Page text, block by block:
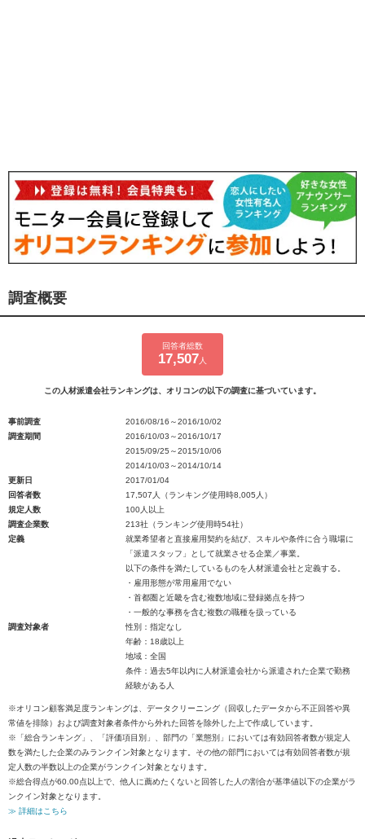
調査概要
回答者総数
17,507 人
この人材派遣会社ランキングは、オリコンの以下の調査に基づいています。
事前調査
2016/08/16～2016/10/02
調査期間
2016/10/03～2016/10/17
2015/09/25～2015/10/06
2014/10/03～2014/10/14
更新日
2017/01/04
回答者数
17,507人（ランキング使用時8,005人）
規定人数
100人以上
調査企業数
213社（ランキング使用時54社）
定義
就業希望者と直接雇用契約を結び、スキルや条件に合う職場に
「派遣スタッフ」として就業させる企業／事業。
以下の条件を満たしているものを人材派遣会社と定義する。
・雇用形態が常用雇用でない
・首都圏と近畿を含む複数地域に登録拠点を持つ
・一般的な事務を含む複数の職種を扱っている
調査対象者
性別：指定なし
年齢：18歳以上
地域：全国
条件：過去5年以内に人材派遣会社から派遣された企業で勤務
経験がある人
※オリコン顧客満足度ランキングは、データクリーニング（回収したデータから不正回答や異
常値を排除）および調査対象者条件から外れた回答を除外した上で作成しています。
※「総合ランキング」、「評価項目別」、部門の「業態別」においては有効回答者数が規定人
数を満たした企業のみランクイン対象となります。その他の部門においては有効回答者数が規
定人数の半数以上の企業がランクイン対象となります。
※総合得点が60.00点以上で、他人に薦めたくないと回答した人の割合が基準値以下の企業がラ
ンクイン対象となります。
≫ 詳細はこちら